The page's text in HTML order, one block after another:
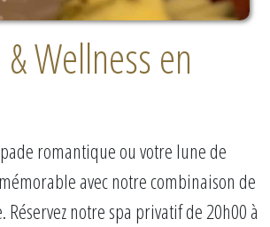
& Wellness en
romantique ou votre lune de
avec notre combinaison de
Réservez notre spa privatif de 20h00 à